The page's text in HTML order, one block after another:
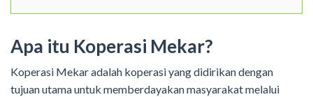
Apa itu Koperasi Mekar?
Koperasi Mekar adalah koperasi yang didirikan dengan
tujuan utama untuk memberdayakan masyarakat melalui